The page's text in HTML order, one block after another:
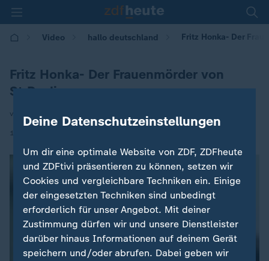
Video hallo deutschland Fritz Honka- Der
Fritz Honka- Der Frauenmörder von
St.Pauli
von Claas Thomsen
17.07.2025 | 17:10
Deine Datenschutzeinstellungen
Um dir eine optimale Website von ZDF, ZDFheute
und ZDFtivi präsentieren zu können, setzen wir
Cookies und vergleichbare Techniken ein. Einige
der eingesetzten Techniken sind unbedingt
erforderlich für unser Angebot. Mit deiner
Zustimmung dürfen wir und unsere Dienstleister
darüber hinaus Informationen auf deinem Gerät
speichern und/oder abrufen. Dabei geben wir